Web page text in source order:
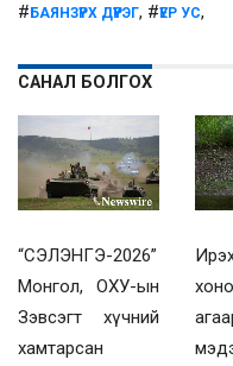
# БАЯНЗҮРХ ДҮҮРЭГ, #ҮЕР УС,
САНАЛ БОЛГОХ
“СЭЛЭНГЭ-2026”
Монгол, ОХУ-ын
Зэвсэгт хүчний
хамтарсан